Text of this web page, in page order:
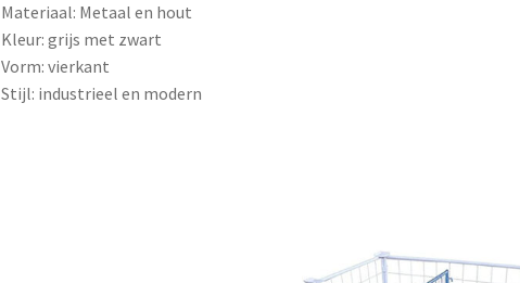
Materiaal: Metaal en hout
Kleur: grijs met zwart
Vorm: vierkant
Stijl: industrieel en modern